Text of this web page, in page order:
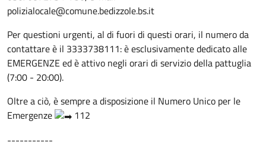
polizialocale@comune.bedizzole.bs.it
Per questioni urgenti, al di fuori di questi orari, il numero da
contattare è il 3333738111: è esclusivamente dedicato alle
EMERGENZE ed è attivo negli orari di servizio della pattuglia
(7:00 - 20:00).
Oltre a ciò, è sempre a disposizione il Numero Unico per le
Emergenze
112
-----------